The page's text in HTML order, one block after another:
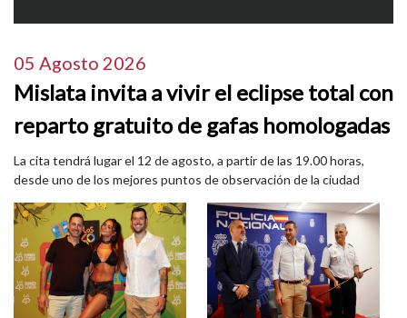
05 Agosto 2026
Mislata invita a vivir el eclipse total con
reparto gratuito de gafas homologadas
La cita tendrá lugar el 12 de agosto, a partir de las 19.00 horas,
desde uno de los mejores puntos de observación de la ciudad